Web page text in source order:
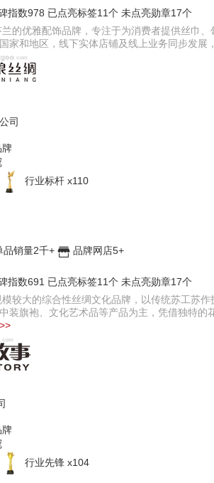
指数978 已点亮标签11个 未点亮勋章17个
的优雅配饰品牌，专注于为消费者提供丝巾
家和地区，线下实体店铺及线上业务同步发展
司
牌
行业标杆 x110
品销量2千+
品牌网店5+
指数691 已点亮标签11个 未点亮勋章17个
较大的综合性丝绸文化品牌，以传统苏工苏
装旗袍、文化艺术品等产品为主，凭借独特
牌
行业先锋 x104